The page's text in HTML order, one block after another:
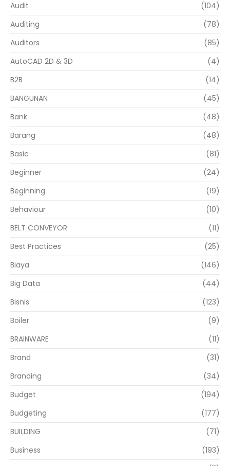
Audit
(104)
Auditing
(78)
Auditors
(85)
AutoCAD 2D & 3D
(4)
B2B
(14)
BANGUNAN
(45)
Bank
(48)
Barang
(48)
Basic
(81)
Beginner
(24)
Beginning
(19)
Behaviour
(10)
BELT CONVEYOR
(11)
Best Practices
(25)
Biaya
(146)
Big Data
(44)
Bisnis
(123)
Boiler
(9)
BRAINWARE
(11)
Brand
(31)
Branding
(34)
Budget
(194)
Budgeting
(177)
BUILDING
(71)
Business
(193)